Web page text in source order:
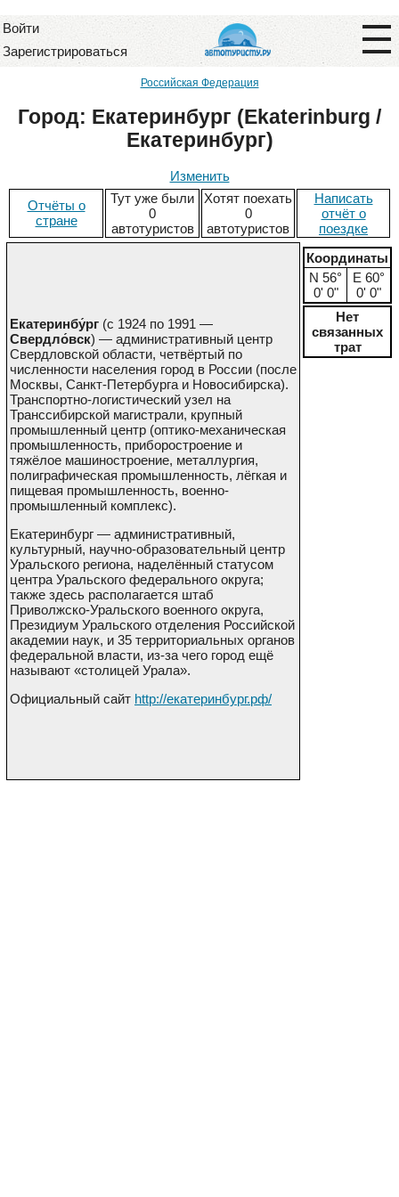
Войти
Зарегистрироваться
Российская Федерация
Город: Екатеринбург (Ekaterinburg /
Екатеринбург)
Изменить
Отчёты о
стране
Тут уже были
0
автотуристов
Хотят поехать
0
автотуристов
Написать
отчёт о
поездке
Екатеринбу́рг (с 1924 по 1991 —
Свердло́вск) — административный центр
Свердловской области, четвёртый по
численности населения город в России (после
Москвы, Санкт-Петербурга и Новосибирска).
Транспортно-логистический узел на
Транссибирской магистрали, крупный
промышленный центр (оптико-механическая
промышленность, приборостроение и
тяжёлое машиностроение, металлургия,
полиграфическая промышленность, лёгкая и
пищевая промышленность, военно-
промышленный комплекс).
Екатеринбург — административный,
культурный, научно-образовательный центр
Уральского региона, наделённый статусом
центра Уральского федерального округа;
также здесь располагается штаб
Приволжско-Уральского военного округа,
Президиум Уральского отделения Российской
академии наук, и 35 территориальных органов
федеральной власти, из-за чего город ещё
называют «столицей Урала».
Официальный сайт http://екатеринбург.рф/
Координаты
N 56°
0' 0"
E 60°
0' 0"
Нет
связанных
трат